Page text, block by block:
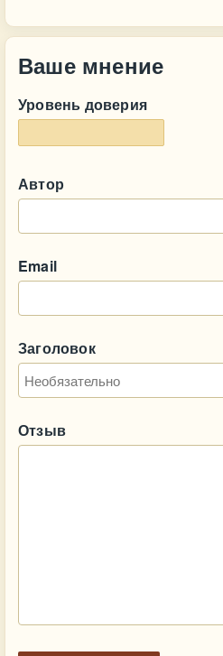
Ваше мнение
Уровень доверия
Автор
Email
Заголовок
Отзыв